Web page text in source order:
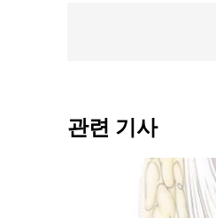
관련 기사